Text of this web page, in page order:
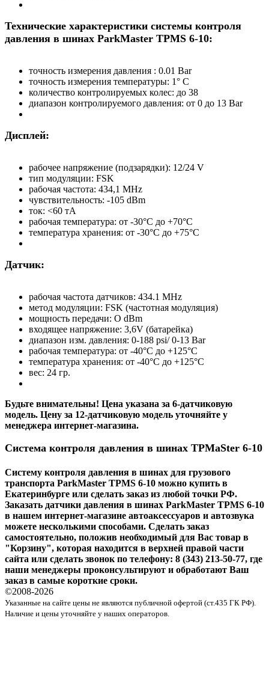
Технические характеристики системы контроля
давления в шинах ParkMaster TPMS 6-10:
точность измерения давления : 0.01 Bar
точность измерения температуры: 1° С
количество контролируемых колес: до 38
диапазон контролируемого давления: от 0 до 13 Bar
Дисплей:
рабочее напряжение (подзарядки): 12/24 V
тип модуляции: FSK
рабочая частота: 434,1 MHz
чувствительность: -105 dBm
ток: <60 тА
рабочая температура: от -30°С до +70°С
температура хранения: от -30°С до +75°С
Датчик:
рабочая частота датчиков: 434.1 MHz
метод модуляции: FSK (частотная модуляция)
мощность передачи: O dBm
входящее напряжение: 3,6V (батарейка)
диапазон изм. давления: 0-188 psi/ 0-13 Ваr
рабочая температура: от -40°С до +125°С
температура хранения: от -40°С до +125°С
вес: 24 гр.
Будьте внимательны! Цена указана за 6-датчиковую
модель. Цену за 12-датчиковую модель уточняйте у
менеджера интернет-магазина.
Система контроля давления в шинах TPMaSter 6-10
Систему контроля давления в шинах для грузового
транспорта ParkMaster TPMS 6-10 можно купить в
Екатеринбурге или сделать заказ из любой точки РФ.
Заказать датчики давления в шинах ParkMaster TPMS 6-10
в нашем интернет-магазине автоаксессуаров и автозвука
можете несколькими способами. Сделать заказ
самостоятельно, положив необходимый для Вас товар в
"Корзину", которая находится в верхней правой части
сайта или сделать звонок по телефону: 8 (343) 213-50-77, где
наши менеджеры проконсультируют и обработают Ваш
заказ в самые короткие сроки.
©2008-2026
Указанные на сайте цены не являются публичной офертой (ст.435 ГК РФ).
Наличие и цены уточняйте у наших операторов.